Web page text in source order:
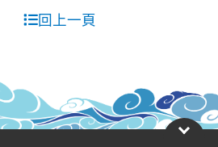
回上一頁